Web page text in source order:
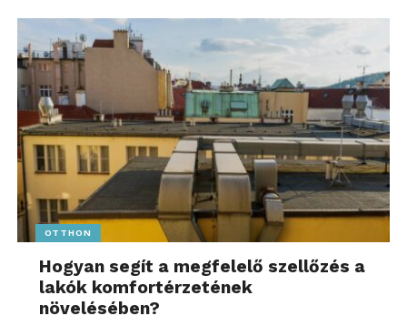
OTTHON
Hogyan segít a megfelelő szellőzés a
lakók komfortérzetének
növelésében?